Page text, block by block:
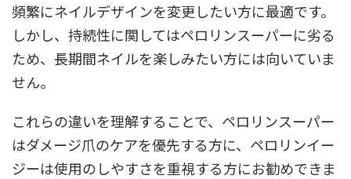
頻繁にネイルデザインを変更したい方に最適です。
しかし、持続性に関してはペロリンスーパーに劣る
ため、長期間ネイルを楽しみたい方には向いていま
せん。
これらの違いを理解することで、ペロリンスーパー
はダメージ爪のケアを優先する方に、ペロリンイー
ジーは使用のしやすさを重視する方にお勧めできま